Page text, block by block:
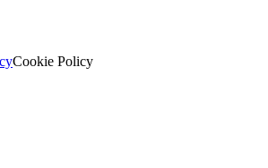
Cookie Policy